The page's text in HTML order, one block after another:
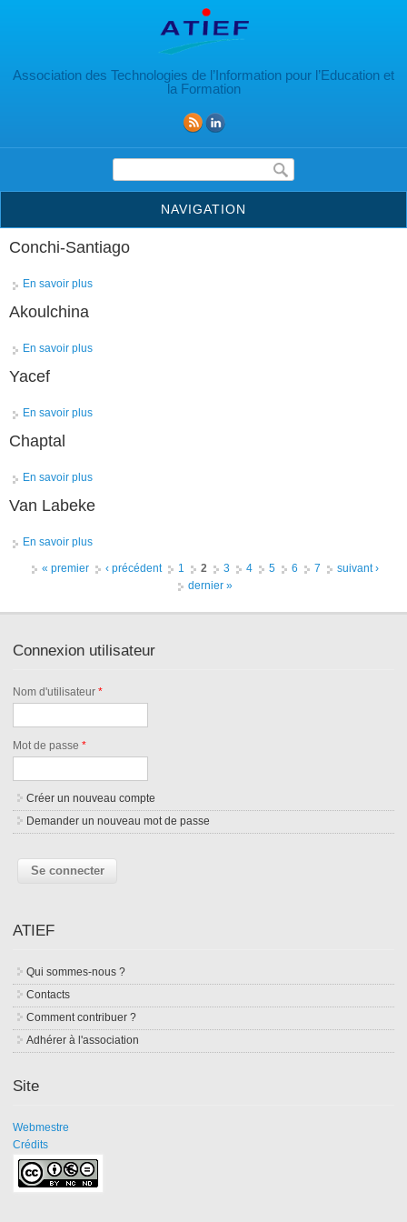
Association des Technologies de l’Information pour l’Education et
la Formation
Formulaire de recherche
NAVIGATION
Conchi-Santiago
En savoir plus
Akoulchina
En savoir plus
Yacef
En savoir plus
Chaptal
En savoir plus
Van Labeke
En savoir plus
Pages« premier ‹ précédent 1 2 3 4 5 6 7
suivant ›
dernier »
Connexion utilisateur
Nom d'utilisateur*
Mot de passe*
Créer un nouveau compte
Demander un nouveau mot de passe
ATIEF
Qui sommes-nous ?
Contacts
Comment contribuer ?
Adhérer à l'association
Site
Webmestre
Crédits